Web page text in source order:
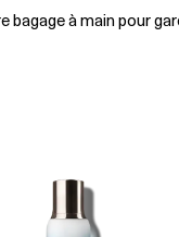
bagage à main pour